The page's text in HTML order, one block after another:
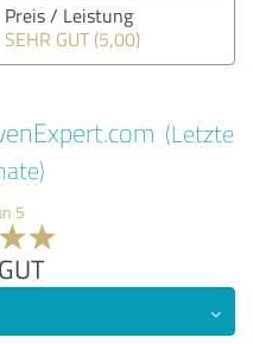
Preis / Leistung
SEHR GUT (5,00)
(Letzte
5